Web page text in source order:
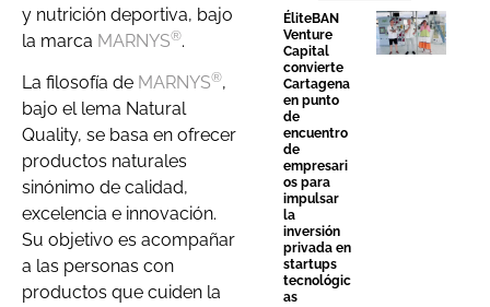
y nutrición deportiva, bajo
la marca MARNYS®.
La filosofía de MARNYS®,
bajo el lema Natural
Quality, se basa en ofrecer
productos naturales
sinónimo de calidad,
excelencia e innovación.
Su objetivo es acompañar
a las personas con
productos que cuiden la
ÉliteBAN
Venture
Capital
convierte
Cartagena
en punto
de
encuentro
de
empresari
os para
impulsar
la
inversión
privada en
startups
tecnológic
as